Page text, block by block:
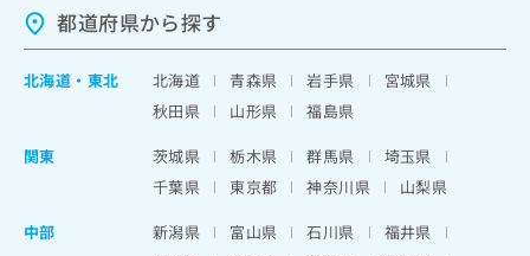
都道府県から探す
北海道 ・ 東北 北海道 青森県 岩手県
宮城県
秋田県
山形県
福島県
関東
茨城県 栃木県 群馬県
埼玉県
千葉県
東京都 神奈川県
山梨県
中部
新潟県 富山県 石川県
福井県